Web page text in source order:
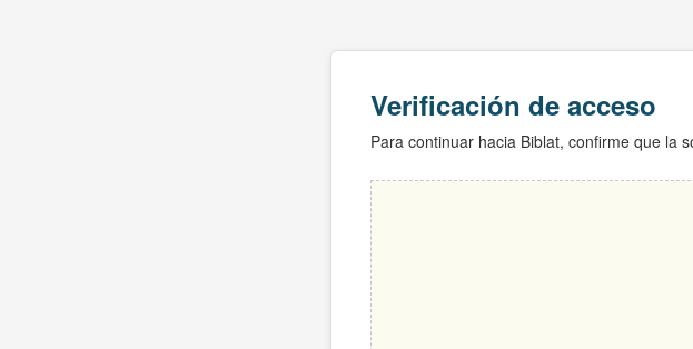
Verificación de acceso
Para continuar hacia Biblat, confirme que la